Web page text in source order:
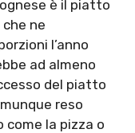
è il piatto
ne
l’anno
ad almeno
del piatto
reso
come la pizza o